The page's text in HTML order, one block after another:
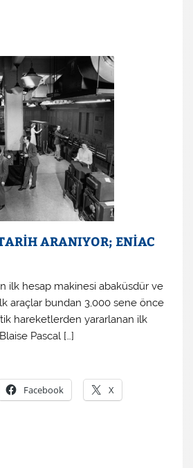
ARANIYOR; ENİAC
ilk hesap makinesi abaküsdür ve
araçlar bundan 3,000 sene önce
hareketlerden yararlanan ilk
Pascal […]
Facebook X